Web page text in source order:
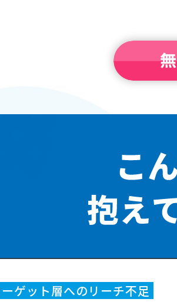
ゲット層へのリーチ不足